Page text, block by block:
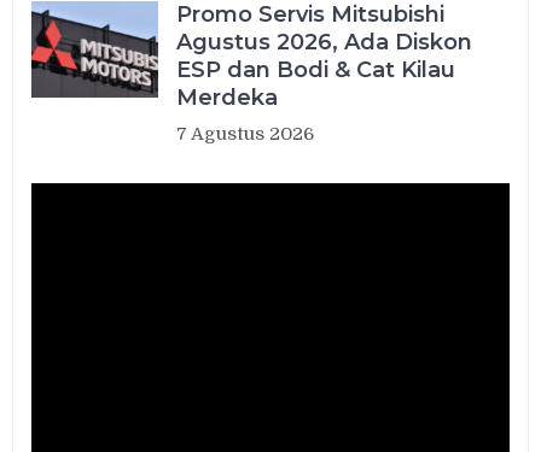
Promo Servis Mitsubishi
Agustus 2026, Ada Diskon
ESP dan Bodi & Cat Kilau
Merdeka
7 Agustus 2026